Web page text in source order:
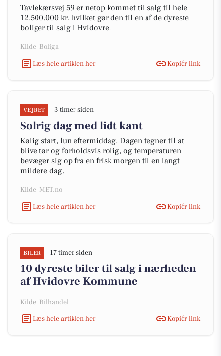
Tavlekærsvej 59 er netop kommet til salg til hele
12.500.000 kr, hvilket gør den til en af de dyreste
boliger til salg i Hvidovre.
Kilde: Boliga
Læs hele artiklen her
Kopiér link
VEJRET 3 timer siden
Solrig dag med lidt kant
Kølig start, lun eftermiddag. Dagen tegner til at
blive tør og forholdsvis rolig, og temperaturen
bevæger sig op fra en frisk morgen til en langt
mildere dag.
Kilde: MET.no
Læs hele artiklen her
Kopiér link
BILER 17 timer siden
10 dyreste biler til salg i nærheden
af Hvidovre Kommune
Kilde: Bilhandel
Læs hele artiklen her
Kopiér link